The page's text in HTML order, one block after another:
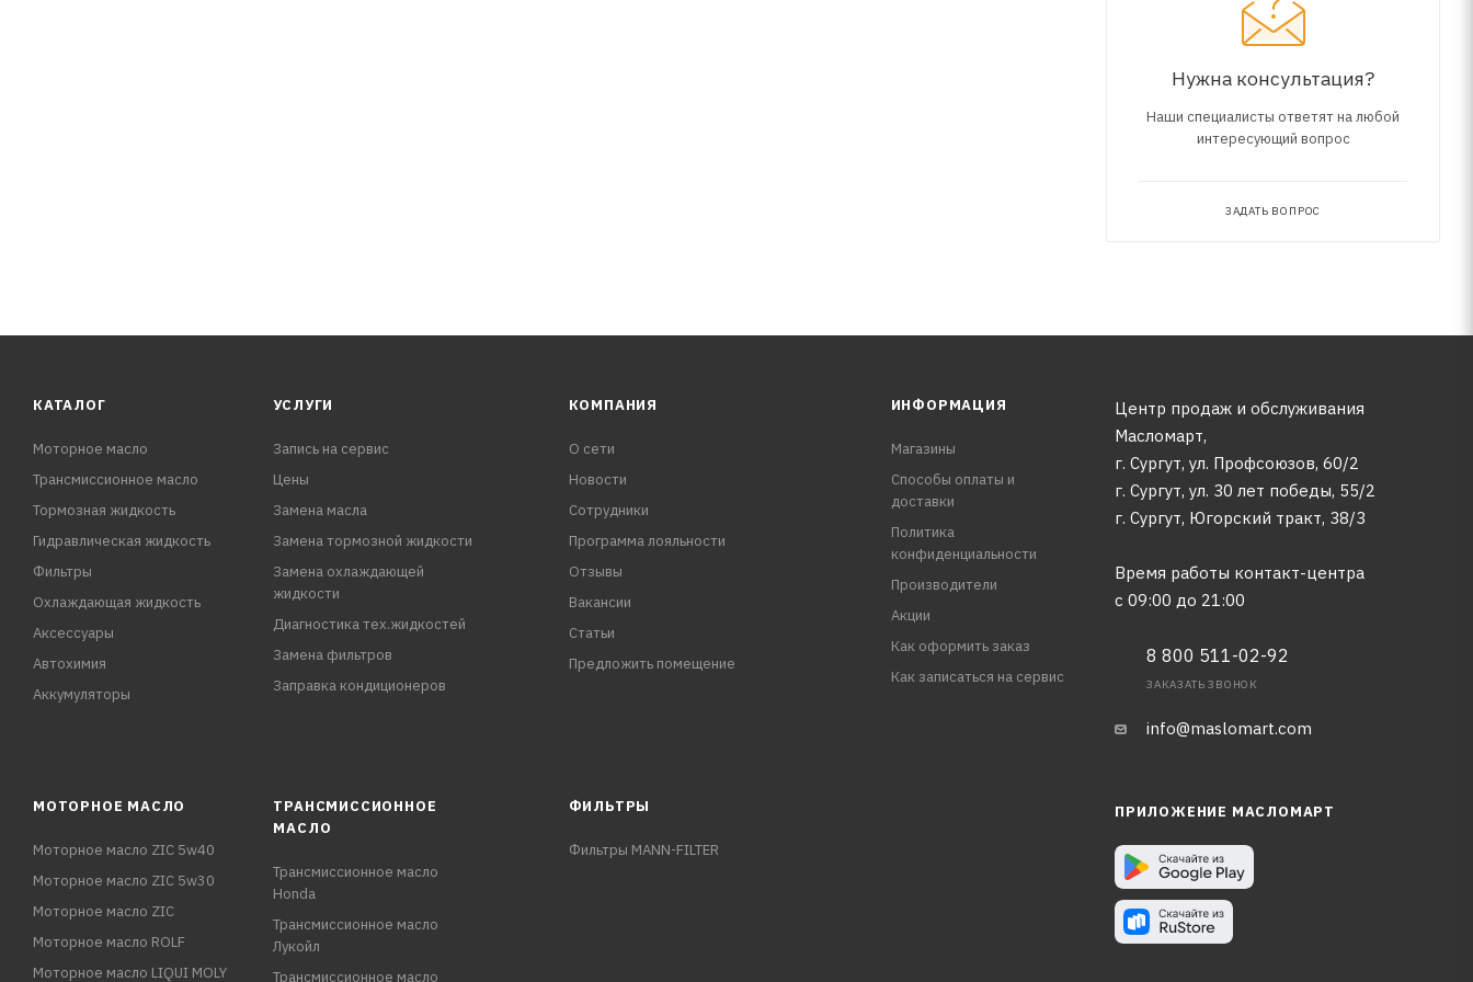
Нужна консультация?
Наши специалисты ответят на любой
интересующий вопрос
ЗАДАТЬ ВОПРОС
КАТАЛОГ
Моторное масло
Трансмиссионное масло
Тормозная жидкость
Гидравлическая жидкость
Фильтры
Охлаждающая жидкость
Аксессуары
Автохимия
Аккумуляторы
УСЛУГИ
Запись на сервис
Цены
Замена масла
Замена тормозной жидкости
Замена охлаждающей
жидкости
Диагностика тех.жидкостей
Замена фильтров
Заправка кондиционеров
КОМПАНИЯ
О сети
Новости
Сотрудники
Программа лояльности
Отзывы
Вакансии
Статьи
Предложить помещение
ИНФОРМАЦИЯ
Магазины
Способы оплаты и
доставки
Политика
конфиденциальности
Производители
Акции
Как оформить заказ
Как записаться на сервис
Центр продаж и обслуживания
Масломарт,
г. Сургут, ул. Профсоюзов, 60/2
г. Сургут, ул. 30 лет победы, 55/2
г. Сургут, Югорский тракт, 38/3
Время работы контакт-центра
с 09:00 до 21:00
8 800 511-02-92
ЗАКАЗАТЬ ЗВОНОК
info@maslomart.com
МОТОРНОЕ МАСЛО
Моторное масло ZIC 5w40
Моторное масло ZIC 5w30
Моторное масло ZIC
Моторное масло ROLF
Моторное масло LIQUI MOLY
ТРАНСМИССИОННОЕ
МАСЛО
Трансмиссионное масло
Honda
Трансмиссионное масло
Лукойл
Трансмиссионное масло
ФИЛЬТРЫ
Фильтры MANN-FILTER
ПРИЛОЖЕНИЕ МАСЛОМАРТ